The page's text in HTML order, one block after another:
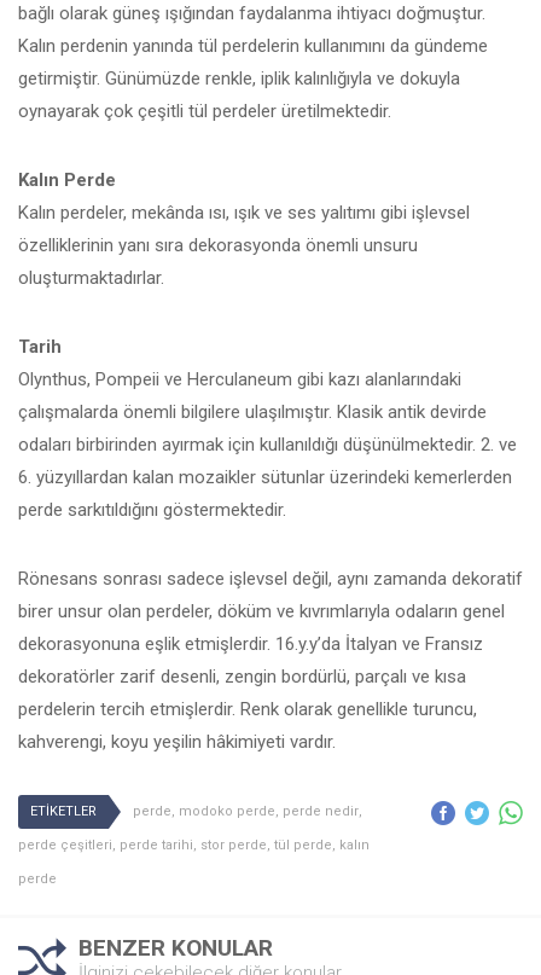
bağlı olarak güneş ışığından faydalanma ihtiyacı doğmuştur.
Kalın perdenin yanında tül perdelerin kullanımını da gündeme
getirmiştir. Günümüzde renkle, iplik kalınlığıyla ve dokuyla
oynayarak çok çeşitli tül perdeler üretilmektedir.
Kalın Perde
Kalın perdeler, mekânda ısı, ışık ve ses yalıtımı gibi işlevsel
özelliklerinin yanı sıra dekorasyonda önemli unsuru
oluşturmaktadırlar.
Tarih
Olynthus, Pompeii ve Herculaneum gibi kazı alanlarındaki
çalışmalarda önemli bilgilere ulaşılmıştır. Klasik antik devirde
odaları birbirinden ayırmak için kullanıldığı düşünülmektedir. 2. ve
6. yüzyıllardan kalan mozaikler sütunlar üzerindeki kemerlerden
perde sarkıtıldığını göstermektedir.
Rönesans sonrası sadece işlevsel değil, aynı zamanda dekoratif
birer unsur olan perdeler, döküm ve kıvrımlarıyla odaların genel
dekorasyonuna eşlik etmişlerdir. 16.y.y’da İtalyan ve Fransız
dekoratörler zarif desenli, zengin bordürlü, parçalı ve kısa
perdelerin tercih etmişlerdir. Renk olarak genellikle turuncu,
kahverengi, koyu yeşilin hâkimiyeti vardır.
ETİKETLER perde, modoko perde, perde nedir,
perde çeşitleri, perde tarihi, stor perde, tül perde, kalın
perde
BENZER KONULAR